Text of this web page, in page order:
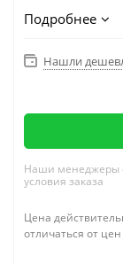
Подробнее
Нашли
Наши менеджеры
условия заказа
Цена
отличаться от